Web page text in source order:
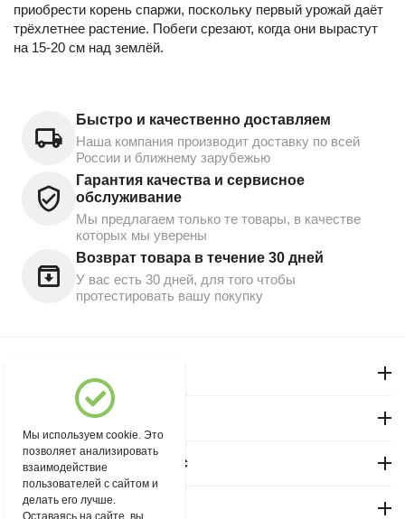
приобрести корень спаржи, поскольку первый урожай даёт
трёхлетнее растение. Побеги срезают, когда они вырастут
на 15-20 см над землёй.
Быстро и качественно доставляем
Наша компания производит доставку по всей
России и ближнему зарубежью
Гарантия качества и сервисное
обслуживание
Мы предлагаем только те товары, в качестве
которых мы уверены
Возврат товара в течение 30 дней
У вас есть 30 дней, для того чтобы
протестировать вашу покупку
Магазин "Северный"
Покупательский сервис
Контакты
Мы используем cookie. Это
позволяет анализировать
взаимодействие
пользователей с сайтом и
делать его лучше.
Оставаясь на сайте, вы